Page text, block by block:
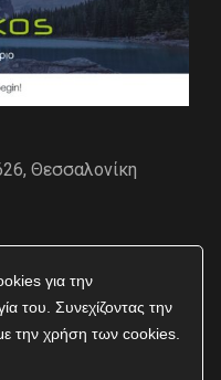
για την
του. Συνεχίζοντας την
την χρήση των cookies.
Θεσσαλονίκη